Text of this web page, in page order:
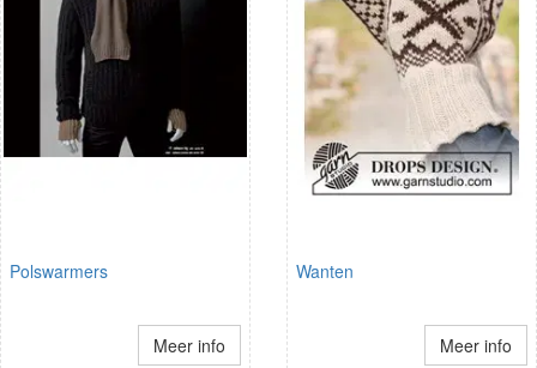
Polswarmers
Meer info
Wanten
Meer info